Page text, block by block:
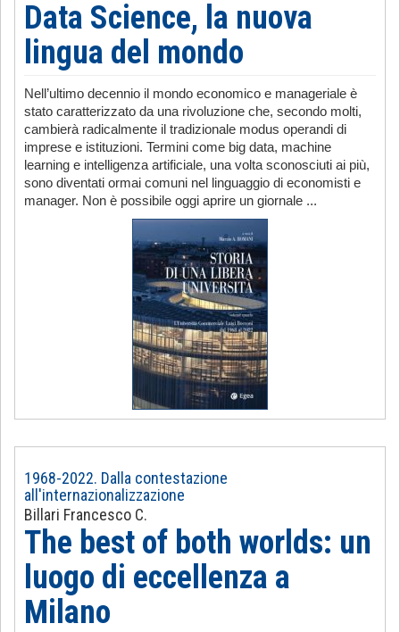
Data Science, la nuova
lingua del mondo
Nell’ultimo decennio il mondo economico e manageriale è
stato caratterizzato da una rivoluzione che, secondo molti,
cambierà radicalmente il tradizionale modus operandi di
imprese e istituzioni. Termini come big data, machine
learning e intelligenza artificiale, una volta sconosciuti ai più,
sono diventati ormai comuni nel linguaggio di economisti e
manager. Non è possibile oggi aprire un giornale ...
1968-2022. Dalla contestazione
all'internazionalizzazione
Billari Francesco C.
The best of both worlds: un
luogo di eccellenza a
Milano